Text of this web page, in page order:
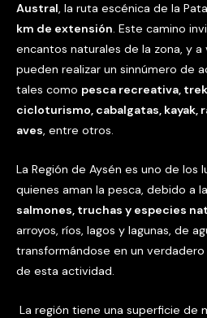
Austral, la ruta escénica de la
km de extensión. Este camino
encantos naturales de la zona, y
pueden realizar un sinnúmero de
tales como pesca recreativa,
cicloturismo, cabalgatas, kayak,
aves, entre otros.
La Región de Aysén es uno de los
quienes aman la pesca, debido a
salmones, truchas y especies
arroyos, ríos, lagos y lagunas, de
transformándose en un
de esta actividad.
La región tiene una superficie de